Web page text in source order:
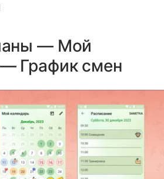
— Мой
График смен